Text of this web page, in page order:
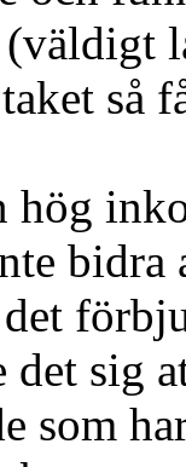
så
hög
det sig
som